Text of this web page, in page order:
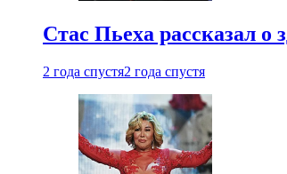
Стас Пьеха рассказал о
2 года спустя2 года спустя